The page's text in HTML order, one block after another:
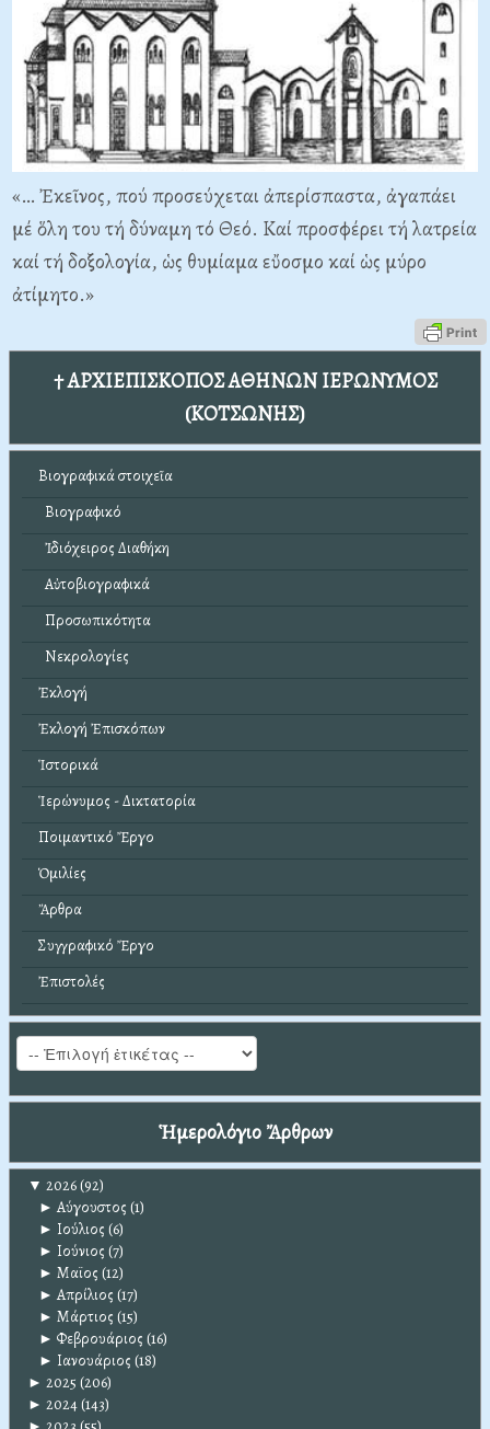
«… Ἐκεῖνος, πού προσεύχεται ἀπερίσπαστα, ἀγαπάει
μέ ὅλη του τή δύναμη τό Θεό. Καί προσφέρει τή λατρεία
καί τή δοξολογία, ὡς θυμίαμα εὔοσμο καί ὡς μύρο
ἀτίμητο.»
† ΑΡΧΙΕΠΙΣΚΟΠΟΣ ΑΘΗΝΩΝ ΙΕΡΩΝΥΜΟΣ
(ΚΟΤΣΩΝΗΣ)
Βιογραφικά στοιχεῖα
Βιογραφικό
Ἰδιόχειρος Διαθήκη
Αὐτοβιογραφικά
Προσωπικότητα
Νεκρολογίες
Ἐκλογή
Ἐκλογή Ἐπισκόπων
Ἱστορικά
Ἱερώνυμος - Δικτατορία
Ποιμαντικό Ἔργο
Ὁμιλίες
Ἄρθρα
Συγγραφικό Ἔργο
Ἐπιστολές
Ἡμερολόγιο Ἄρθρων
▼ 2026(92)
► Αύγουστος (1)
► Ιούλιος (6)
► Ιούνιος (7)
► Μαϊος (12)
► Απρίλιος (17)
► Μάρτιος (15)
► Φεβρουάριος (16)
► Ιανουάριος (18)
► 2025 (206)
► 2024(143)